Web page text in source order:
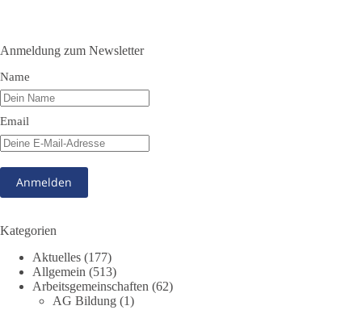
Im Politischen Frühschoppen diskutieren die Teilnehmer das
Verhältnis von Mensch, Natur und Grundgesetz.
Beitrag der AG Strategische Impulse
Kann die Natur Träger eigener Grundrechte sein? Oder würde
eine solche Entwicklung das Fundament unseres
beschäftigte sich die Teilnehmer des Politischen
Frühschoppens der AG Strategische Impulse am 19. Juli 2026.
derzeit in Teilen der Umweltbewegung diskutierten
hinausreichen und grundlegende Fragen zum Menschenbild,
zum Rechtsstaat und zur Demokratie aufwerfen. [...]
Anmeldung zum Newsletter
Name
Email
Kategorien
Aktuelles (177)
Allgemein (513)
Arbeitsgemeinschaften (62)
AG Bildung (1)